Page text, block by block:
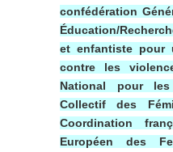
confédération
Éducation/
et enfantiste pour
contre les
National pour
Collectif des
Coordination
Européen des